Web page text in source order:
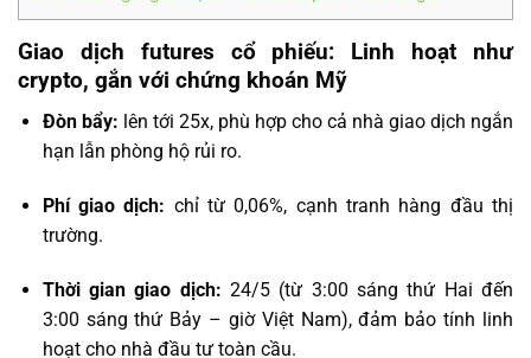
Giao dịch futures cổ phiếu: Linh hoạt như
crypto, gắn với chứng khoán Mỹ
Đòn bẩy: lên tới 25x, phù hợp cho cả nhà giao dịch ngắn
hạn lẫn phòng hộ rủi ro.
Phí giao dịch: chỉ từ 0,06%, cạnh tranh hàng đầu thị
trường.
Thời gian giao dịch: 24/5 (từ 3:00 sáng thứ Hai đến
3:00 sáng thứ Bảy – giờ Việt Nam), đảm bảo tính linh
hoạt cho nhà đầu tư toàn cầu.